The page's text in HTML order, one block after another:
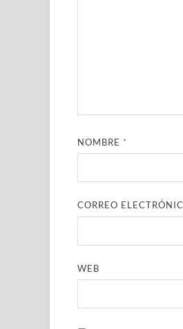
NOMBRE *
CORREO
WEB